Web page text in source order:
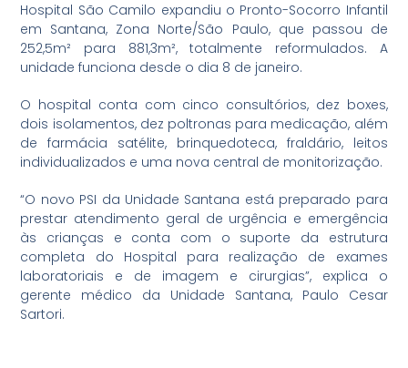
Hospital São Camilo expandiu o Pronto-Socorro Infantil
em Santana, Zona Norte/São Paulo, que passou de
252,5m² para 881,3m², totalmente reformulados. A
unidade funciona desde o dia 8 de janeiro.
O hospital conta com cinco consultórios, dez boxes,
dois isolamentos, dez poltronas para medicação, além
de farmácia satélite, brinquedoteca, fraldário, leitos
individualizados e uma nova central de monitorização.
“O novo PSI da Unidade Santana está preparado para
prestar atendimento geral de urgência e emergência
às crianças e conta com o suporte da estrutura
completa do Hospital para realização de exames
laboratoriais e de imagem e cirurgias”, explica o
gerente médico da Unidade Santana, Paulo Cesar
Sartori.